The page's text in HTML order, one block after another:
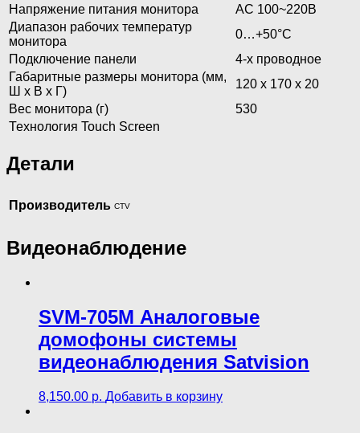
Напряжение питания монитора
AC 100~220В
Диапазон рабочих температур
монитора
0…+50°С
Подключение панели
4-х проводное
Габаритные размеры монитора (мм,
Ш x В x Г)
120 x 170 x 20
Вес монитора (г)
530
Технология Touch Screen
Детали
Производитель CTV
Видеонаблюдение
SVM-705M Аналоговые
домофоны cистемы
видеонаблюдения Satvision
8,150.00 р. Добавить в корзину